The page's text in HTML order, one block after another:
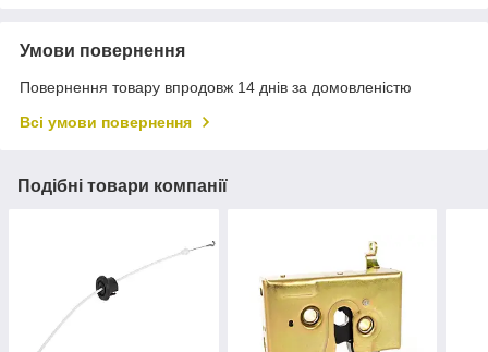
Умови повернення
Повернення товару впродовж 14 днів за домовленістю
Всі умови повернення
Подібні товари компанії